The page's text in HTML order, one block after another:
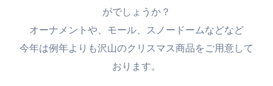
がでしょうか？
オーナメントや、モール、スノードームなどなど
今年は例年よりも沢山のクリスマス商品をご用意して
おります。